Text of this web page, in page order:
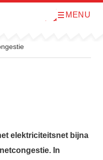
O
MENU
elektriciteitsnet bijna
In